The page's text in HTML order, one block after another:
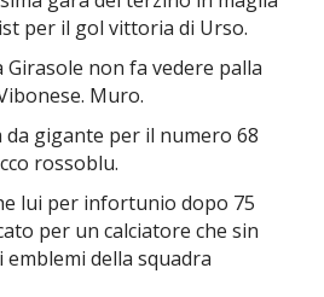
per il gol vittoria di Urso.
Girasole non fa vedere palla
Muro.
da gigante per il numero 68
rossoblu.
lui per infortunio dopo 75
per un calciatore che sin
della squadra